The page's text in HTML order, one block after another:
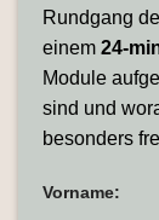
Rundgang
einem 24-
Module
sind und
besonders
Vorname: